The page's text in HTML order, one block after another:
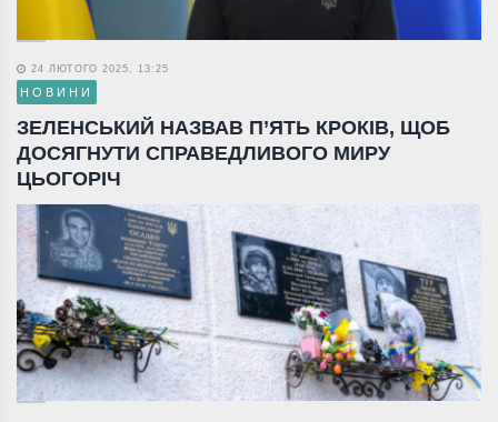
24 ЛЮТОГО 2025, 13:25
НОВИНИ
ЗЕЛЕНСЬКИЙ НАЗВАВ П’ЯТЬ КРОКІВ, ЩОБ
ДОСЯГНУТИ СПРАВЕДЛИВОГО МИРУ
ЦЬОГОРІЧ